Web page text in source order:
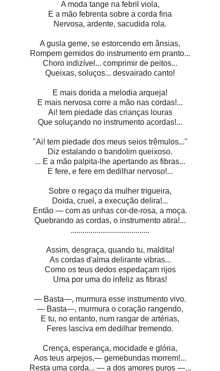
A moda tange na febril viola,
E a mão febrenta sobre a corda fina
Nervosa, ardente, sacudida rola.
A gusla geme, se estorcendo em ânsias,
Rompem gemidos do instrumento em pranto...
Choro indizível... comprimir de peitos...
Queixas, soluços... desvairado canto!
E mais dorida a melodia arqueja!
E mais nervosa corre a mão nas cordas!...
Ai! tem piedade das crianças louras
Que soluçando no instrumento acordas!...
"Ai! tem piedade dos meus seios trêmulos..."
Diz estalando o bandolim queixoso.
... E a mão palpita-lhe apertando as fibras...
E fere, e fere em dedilhar nervoso!...
Sobre o regaço da mulher trigueira,
Doida, cruel, a execução delira!...
Então — com as unhas cor-de-rosa, a moça.
Quebrando as cordas, o instrumento atira!...
........................................
Assim, desgraça, quando tu, maldita!
As cordas d'alma delirante vibras...
Como os teus dedos espedaçam rijos
Uma por uma do infeliz as fibras!
— Basta—, murmura esse instrumento vivo.
— Basta—, murmura o coração rangendo,
E tu, no entanto, num rasgar de artérias,
Feres lasciva em dedilhar tremendo.
Crença, esperança, mocidade e glória,
Aos teus arpejos,— gemebundas morrem!...
Resta uma corda... — a dos amores puros —...